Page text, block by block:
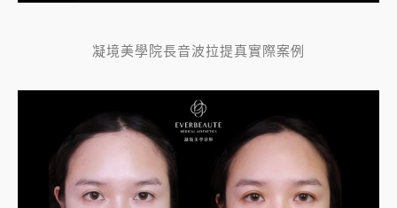
凝境美學院長音波拉提真實際案例